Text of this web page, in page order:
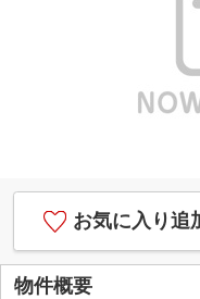
お気に入り追
物件概要